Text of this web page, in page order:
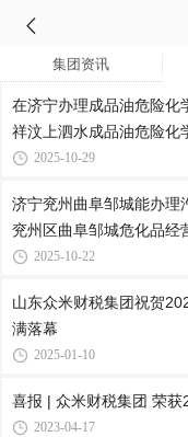
集团资讯
在济宁办理成品油危险化
祥汶上泗水成品油危险化
2025-10-29
济宁兖州曲阜邹城能办理
兖州区曲阜邹城危化品经
2025-10-22
山东众米财税集团祝贺
满落幕
2025-01-10
喜报 | 众米财税集团 荣
2023-04-17